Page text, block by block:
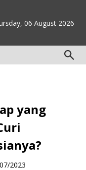
06 August 2026
yang
2023